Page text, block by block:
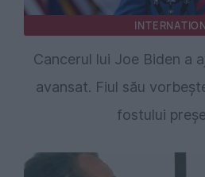
Cancerul lui Joe Biden a
avansat. Fiul său
fostului